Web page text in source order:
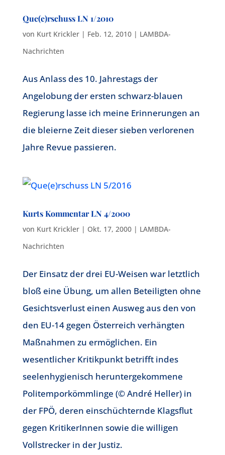
Que(e)rschuss LN 1/2010
von Kurt Krickler| Feb. 12, 2010| LAMBDA-
Nachrichten
Aus Anlass des 10. Jahrestags der
Angelobung der ersten schwarz-blauen
Regierung lasse ich meine Erinnerungen an
die bleierne Zeit dieser sieben verlorenen
Jahre Revue passieren.
Kurts Kommentar LN 4/2000
von Kurt Krickler| Okt. 17, 2000| LAMBDA-
Nachrichten
Der Einsatz der drei EU-Weisen war letztlich
bloß eine Übung, um allen Beteiligten ohne
Gesichtsverlust einen Ausweg aus den von
den EU-14 gegen Österreich verhängten
Maßnahmen zu ermöglichen. Ein
wesentlicher Kritikpunkt betrifft indes
seelenhygienisch heruntergekommene
Politemporkömmlinge (© André Heller) in
der FPÖ, deren einschüchternde Klagsflut
gegen KritikerInnen sowie die willigen
Vollstrecker in der Justiz.